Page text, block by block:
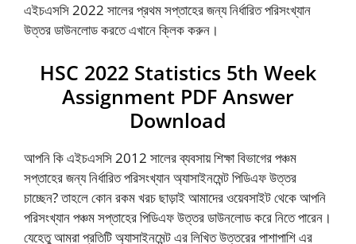
এইচএসসি 2022 সালের প্রথম সপ্তাহের জন্য নির্ধারিত পরিসংখ্যান
উত্তর ডাউনলোড করতে এখানে ক্লিক করুন।
HSC 2022 Statistics 5th Week
Assignment PDF Answer
Download
আপনি কি এইচএসসি 2012 সালের ব্যবসায় শিক্ষা বিভাগের পঞ্চম
সপ্তাহের জন্য নির্ধারিত পরিসংখ্যান অ্যাসাইনমেন্ট পিডিএফ উত্তর
চাচ্ছেন? তাহলে কোন রকম খরচ ছাড়াই আমাদের ওয়েবসাইট থেকে আপনি
পরিসংখ্যান পঞ্চম সপ্তাহের পিডিএফ উত্তর ডাউনলোড করে নিতে পারেন।
যেহেতু আমরা প্রতিটি অ্যাসাইনমেন্ট এর লিখিত উত্তরের পাশাপাশি এর